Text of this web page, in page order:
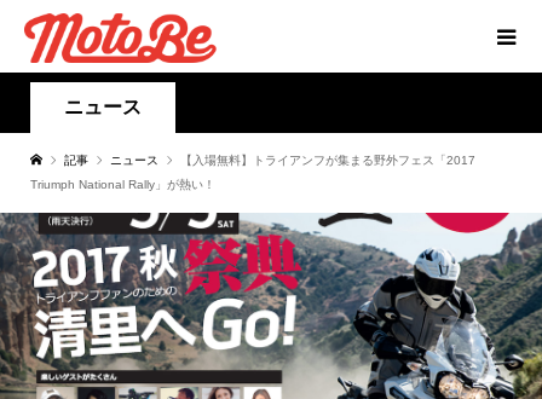
ニュース
記事 ニュース
【入場無料】トライアンフが集まる野外フェス「2017
Triumph National Rally」が熱い！